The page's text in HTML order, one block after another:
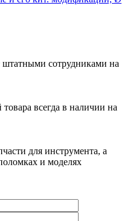
сотрудниками на
всегда в наличии на
для инструмента, а
и моделях